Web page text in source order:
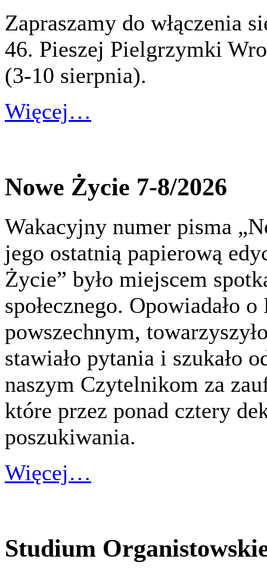
Zapraszamy do włączenia
46. Pieszej Pielgrzymki
(3-10 sierpnia).
Więcej…
Nowe Życie 7-8/2026
Wakacyjny numer pisma
jego ostatnią papierową
Życie” było miejscem
społecznego. Opowiadało
powszechnym,
stawiało pytania i szukało
naszym Czytelnikom za
które przez ponad cztery
poszukiwania.
Więcej…
Studium